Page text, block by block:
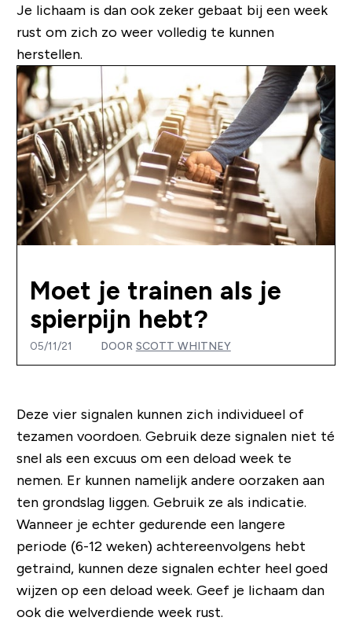
Je lichaam is dan ook zeker gebaat bij een week
rust om zich zo weer volledig te kunnen
herstellen.
Moet je trainen als je
spierpijn hebt?
05/11/21 DOOR SCOTT WHITNEY
Deze vier signalen kunnen zich individueel of
tezamen voordoen. Gebruik deze signalen niet té
snel als een excuus om een deload week te
nemen. Er kunnen namelijk andere oorzaken aan
ten grondslag liggen. Gebruik ze als indicatie.
Wanneer je echter gedurende een langere
periode (6-12 weken) achtereenvolgens hebt
getraind, kunnen deze signalen echter heel goed
wijzen op een deload week. Geef je lichaam dan
ook die welverdiende week rust.